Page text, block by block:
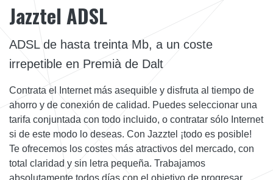
Jazztel ADSL
ADSL de hasta treinta Mb, a un coste
irrepetible en Premià de Dalt
Contrata el Internet más asequible y disfruta al tiempo de
ahorro y de conexión de calidad. Puedes seleccionar una
tarifa conjuntada con todo incluido, o contratar sólo Internet
si de este modo lo deseas. Con Jazztel ¡todo es posible!
Te ofrecemos los costes más atractivos del mercado, con
total claridad y sin letra pequeña. Trabajamos
absolutamente todos días con el objetivo de progresar